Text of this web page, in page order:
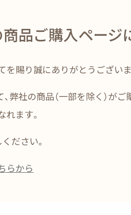
品ご購入ページ
賜り誠にありがとうございま
弊社の商品（一部を除く）がご
ます。
ださい。
らから